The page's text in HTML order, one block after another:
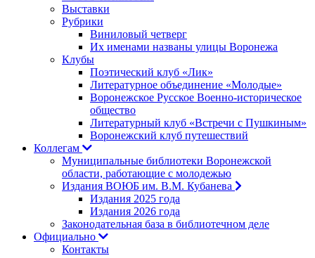
Выставки
Рубрики
Виниловый четверг
Их именами названы улицы Воронежа
Клубы
Поэтический клуб «Лик»
Литературное объединение «Молодые»
Воронежское Русское Военно-историческое
общество
Литературный клуб «Встречи с Пушкиным»
Воронежский клуб путешествий
Коллегам
Муниципальные библиотеки Воронежской
области, работающие с молодежью
Издания ВОЮБ им. В.М. Кубанева
Издания 2025 года
Издания 2026 года
Законодательная база в библиотечном деле
Официально
Контакты